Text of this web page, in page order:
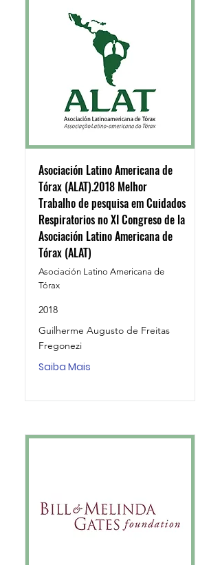
Asociación Latino Americana de
Tórax (ALAT).2018 Melhor
Trabalho de pesquisa em Cuidados
Respiratorios no XI Congreso de la
Asociación Latino Americana de
Tórax (ALAT)
Asociación Latino Americana de
Tórax
2018
Guilherme Augusto de Freitas
Fregonezi
Saiba Mais